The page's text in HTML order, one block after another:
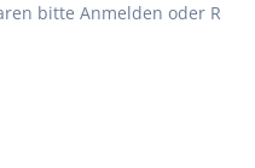
bitte Anmelden oder R